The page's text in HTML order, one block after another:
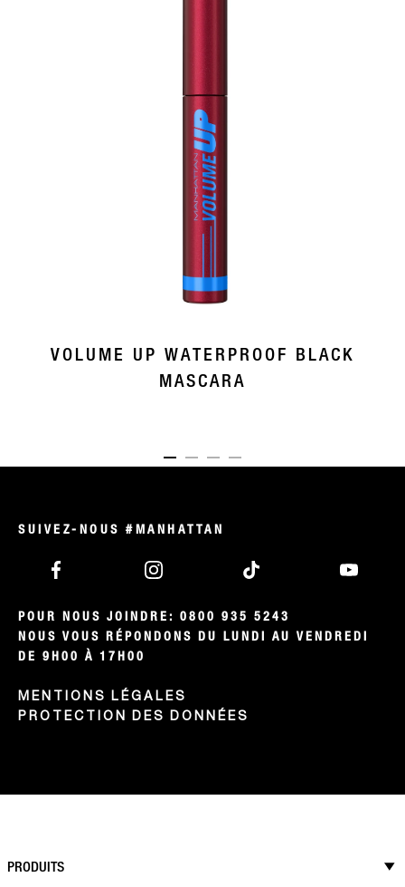
VOLUME UP WATERPROOF BLACK
MASCARA
ITEM 01 (CURRENT SLIDE)
ITEM 02ITEM 03ITEM 04
SUIVEZ-NOUS #MANHATTAN
POUR NOUS JOINDRE: 0800 935 5243
NOUS VOUS RÉPONDONS DU LUNDI AU VENDREDI
DE 9H00 À 17H00
MENTIONS LÉGALES
PROTECTION DES DONNÉES
PRODUITS